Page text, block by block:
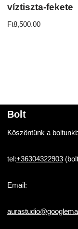
víztiszta-fekete
Ft8,500.00
Bolt
Köszöntünk a
tel:+36304322903
Email: